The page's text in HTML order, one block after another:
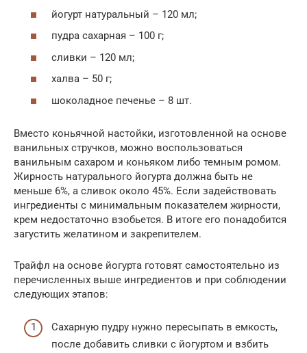
йогурт натуральный – 120 мл;
пудра сахарная – 100 г;
сливки – 120 мл;
халва – 50 г;
шоколадное печенье – 8 шт.
Вместо коньячной настойки, изготовленной на основе
ванильных стручков, можно воспользоваться
ванильным сахаром и коньяком либо темным ромом.
Жирность натурального йогурта должна быть не
меньше 6%, а сливок около 45%. Если задействовать
ингредиенты с минимальным показателем жирности,
крем недостаточно взобьется. В итоге его понадобится
загустить желатином и закрепителем.
Трайфл на основе йогурта готовят самостоятельно из
перечисленных выше ингредиентов и при соблюдении
следующих этапов:
Сахарную пудру нужно пересыпать в емкость,
после добавить сливки с йогуртом и взбить